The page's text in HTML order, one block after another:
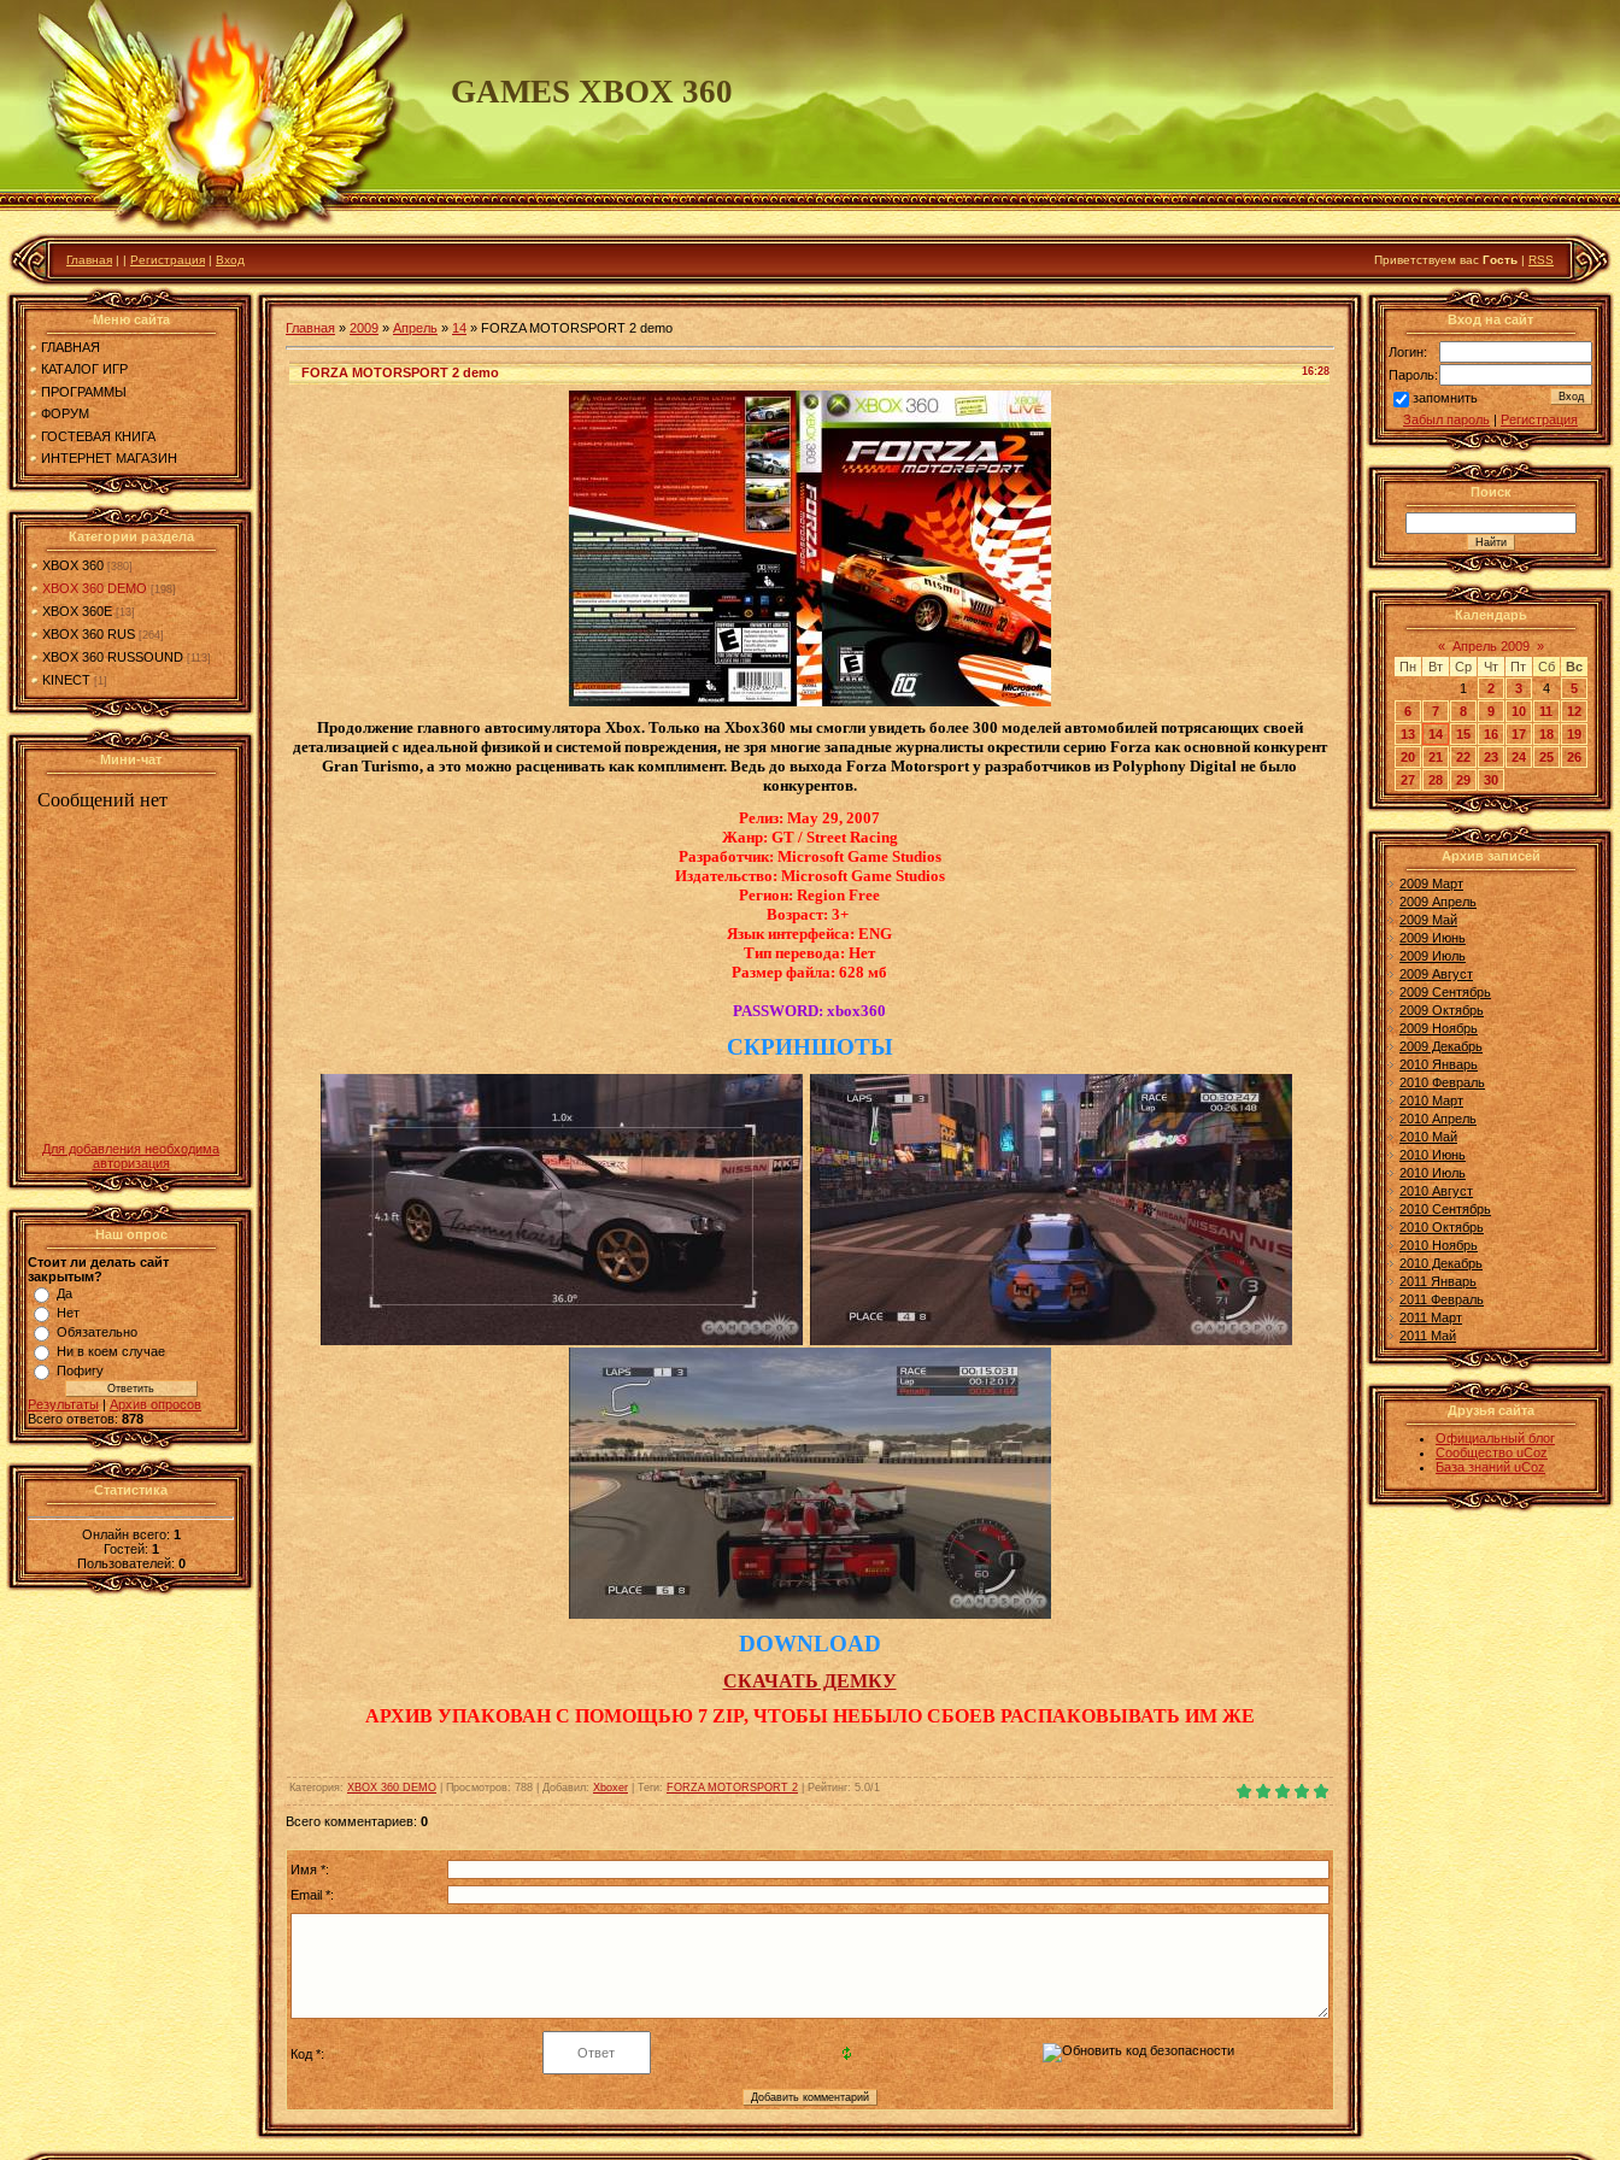
GAMES XBOX 360
Главная | | Регистрация | Вход Приветствуем вас Гость | RSS
Меню сайта
ГЛАВНАЯ
КАТАЛОГ ИГР
ПРОГРАММЫ
ФОРУМ
ГОСТЕВАЯ КНИГА
ИНТЕРНЕТ МАГАЗИН
Категории раздела
XBOX 360 [380]
XBOX 360 DEMO [198]
XBOX 360E [13]
XBOX 360 RUS [264]
XBOX 360 RUSSOUND [113]
KINECT [1]
Мини-чат
Для добавления необходима
авторизация
Наш опрос
Стоит ли делать сайт
закрытым?
Да
Нет
Обязательно
Ни в коем случае
Пофигу
Результаты|Архив опросов
Всего ответов:878
Статистика
Онлайн всего:1
Гостей:1
Пользователей: 0
Главная » 2009 » Апрель » 14 » FORZA MOTORSPORT 2 demo
16:28
FORZA MOTORSPORT 2 demo
Продолжение главного автосимулятора Xbox. Только на Xbox360 мы смогли увидеть более 300 моделей автомобилей потрясающих своей
детализацией с идеальной физикой и системой повреждения, не зря многие западные журналисты окрестили серию Forza как основной конкурент
Gran Turismo, а это можно расценивать как комплимент. Ведь до выхода Forza Motorsport у разработчиков из Polyphony Digital не было
конкурентов.
Релиз: May 29, 2007
Жанр: GT / Street Racing
Разработчик: Microsoft Game Studios
Издательство: Microsoft Game Studios
Регион: Region Free
Возраст: 3+
Язык интерфейса: ​ENG
Тип перевода: Нет
Размер файла: 628 мб
PASSWORD: xbox360
СКРИНШОТЫ
DOWNLOAD
СКАЧАТЬ ДЕМКУ
АРХИВ УПАКОВАН С ПОМОЩЬЮ 7 ZIP, ЧТОБЫ НЕБЫЛО СБОЕВ РАСПАКОВЫВАТЬ ИМ ЖЕ
Категория: XBOX 360 DEMO Просмотров: 788 Добавил: Xboxer Теги: FORZA MOTORSPORT 2 | Рейтинг: 5.0/1
Всего комментариев: 0
Имя *:
Email *:
Код *:
Вход на сайт
Логин:
Пароль:
запомнить
Забыл пароль | Регистрация
Поиск
Календарь
« Апрель 2009 »
Пн
Вт Ср Чт Пт Сб
Вс
1
2 3 4
5
6
7 8 9 10 11
12
13
14 15 16 17 18
19
20
21 22 23 24 25
26
27
28 29 30
Архив записей
2009 Март
2009 Апрель
2009 Май
2009 Июнь
2009 Июль
2009 Август
2009 Сентябрь
2009 Октябрь
2009 Ноябрь
2009 Декабрь
2010 Январь
2010 Февраль
2010 Март
2010 Апрель
2010 Май
2010 Июнь
2010 Июль
2010 Август
2010 Сентябрь
2010 Октябрь
2010 Ноябрь
2010 Декабрь
2011 Январь
2011 Февраль
2011 Март
2011 Май
Друзья сайта
Официальный блог
Сообщество uCoz
База знаний uCoz